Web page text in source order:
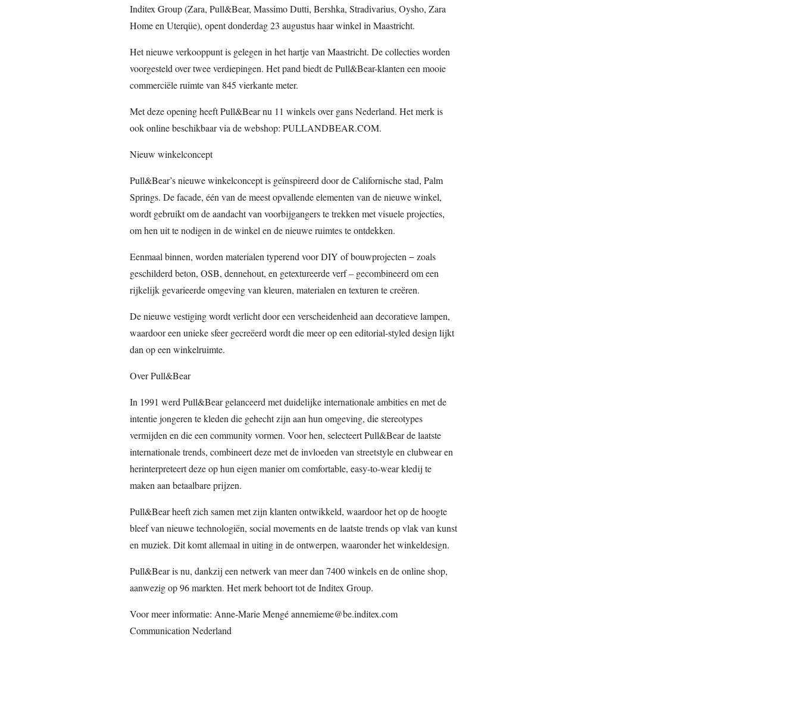
Inditex Group (Zara, Pull&Bear, Massimo Dutti, Bershka, Stradivarius, Oysho, Zara
Home en Uterqüe), opent donderdag 23 augustus haar winkel in Maastricht.
Het nieuwe verkooppunt is gelegen in het hartje van Maastricht. De collecties worden
voorgesteld over twee verdiepingen. Het pand biedt de Pull&Bear-klanten een mooie
commerciële ruimte van 845 vierkante meter.
Met deze opening heeft Pull&Bear nu 11 winkels over gans Nederland. Het merk is
ook online beschikbaar via de webshop: PULLANDBEAR.COM.
Nieuw winkelconcept
Pull&Bear’s nieuwe winkelconcept is geïnspireerd door de Californische stad, Palm
Springs. De facade, één van de meest opvallende elementen van de nieuwe winkel,
wordt gebruikt om de aandacht van voorbijgangers te trekken met visuele projecties,
om hen uit te nodigen in de winkel en de nieuwe ruimtes te ontdekken.
Eenmaal binnen, worden materialen typerend voor DIY of bouwprojecten − zoals
geschilderd beton, OSB, dennehout, en getextureerde verf – gecombineerd om een
rijkelijk gevarieerde omgeving van kleuren, materialen en texturen te creëren.
De nieuwe vestiging wordt verlicht door een verscheidenheid aan decoratieve lampen,
waardoor een unieke sfeer gecreëerd wordt die meer op een editorial-styled design lijkt
dan op een winkelruimte.
Over Pull&Bear
In 1991 werd Pull&Bear gelanceerd met duidelijke internationale ambities en met de
intentie jongeren te kleden die gehecht zijn aan hun omgeving, die stereotypes
vermijden en die een community vormen. Voor hen, selecteert Pull&Bear de laatste
internationale trends, combineert deze met de invloeden van streetstyle en clubwear en
herinterpreteert deze op hun eigen manier om comfortable, easy-to-wear kledij te
maken aan betaalbare prijzen.
Pull&Bear heeft zich samen met zijn klanten ontwikkeld, waardoor het op de hoogte
bleef van nieuwe technologiën, social movements en de laatste trends op vlak van kunst
en muziek. Dit komt allemaal in uiting in de ontwerpen, waaronder het winkeldesign.
Pull&Bear is nu, dankzij een netwerk van meer dan 7400 winkels en de online shop,
aanwezig op 96 markten. Het merk behoort tot de Inditex Group.
Voor meer informatie: Anne-Marie Mengé annemieme@be.inditex.com
Communication Nederland